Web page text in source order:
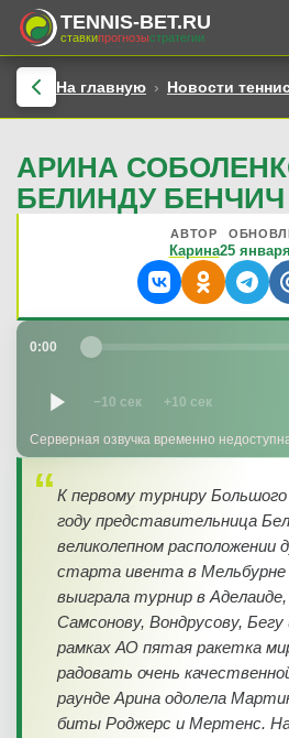
TENNIS-BET.RU
ставкипрогнозыстратегии
На главную Новости
АРИНА
БЕЛИНДУ БЕНЧИЧ
АВТОР
Карина25
0:00
−10 сек +10 сек
Серверная озвучка временно
К первому турниру
году представительница
великолепном расположении
старта ивента в Мельбурне
выиграла турнир в
Самсонову, Вондрусову,
рамках АО пятая ракетка
радовать очень
раунде Арина одолела
биты Роджерс и Мертенс.